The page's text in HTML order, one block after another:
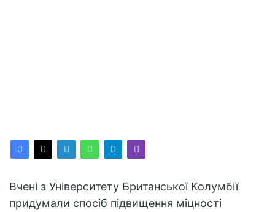
Вчені з Університету Британської Колумбії
придумали спосіб підвищення міцності